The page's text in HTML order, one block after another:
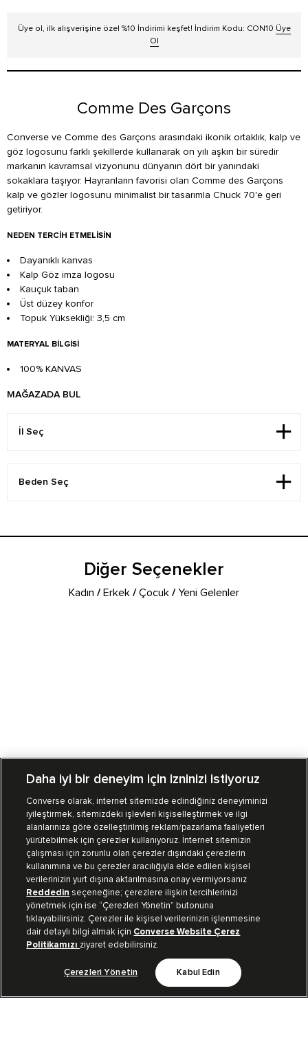
Üye ol, ilk alışverişine özel %10 İndirimi keşfet! İndirim Kodu: CON10 Üye
Ol
Comme Des Garçons
Converse ve Comme des Garçons arasındaki ikonik ortaklık, kalp ve
göz logosunu farklı şekillerde kullanarak on yılı aşkın bir süredir
markanın kavramsal vizyonunu dünyanın dört bir yanındaki
sokaklara taşıyor. Hayranların favorisi olan Comme des Garçons
kalp ve gözler logosunu minimalist bir tasarımla Chuck 70'e geri
getiriyor.
NEDEN TERCIH ETMELISIN
Dayanıklı kanvas
Kalp Göz imza logosu
Kauçuk taban
Üst düzey konfor
Topuk Yüksekliği: 3,5 cm
MATERYAL BILGISI
100% KANVAS
MAĞAZADA BUL
Diğer Seçenekler
Kadın /Erkek /Çocuk /Yeni Gelenler
Mağazalarımız Sipariş Takibi
Müşteri İlişkileri
Koleksiyon
Kurumsal
Bizi Takip Et
Daha iyi bir deneyim için izninizi istiyoruz
Converse olarak, internet sitemizde edindiğiniz deneyiminizi
iyileştirmek, sitemizdeki işlevleri kişiselleştirmek ve ilgi
alanlarınıza göre özelleştirilmiş reklam/pazarlama faaliyetleri
yürütebilmek için çerezler kullanıyoruz. İnternet sitemizin
çalışması için zorunlu olan çerezler dışındaki çerezlerin
kullanımına ve bu çerezler aracılığıyla elde edilen kişisel
verilerinizin yurt dışına aktarılmasına onay vermiyorsanız
Reddedin seçeneğine; çerezlere ilişkin tercihlerinizi
yönetmek için ise “Çerezleri Yönetin” butonuna
tıklayabilirsiniz. Çerezler ile kişisel verilerinizin işlenmesine
dair detaylı bilgi almak için Converse Website Çerez
Politikamızı ziyaret edebilirsiniz.
Çerezleri Yönetin Kabul Edin